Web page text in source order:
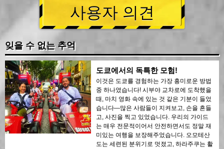
사용자 의견
잊을 수 없는 추억
도쿄에서의 독특한 모험!
이것은 도쿄를 경험하는 가장 흥미로운 방법
중 하나였습니다! 시부야 교차로에 도착했을
때, 마치 영화 속에 있는 것 같은 기분이 들었
습니다—많은 사람들이 지켜보고, 손을 흔들
고, 사진을 찍고 있었습니다. 우리의 가이드
는 매우 전문적이어서 안전하면서도 정말 재
미있는 여행을 보장해주었습니다. 오모테산
도는 세련된 분위기로 멋졌고, 하라주쿠는 활